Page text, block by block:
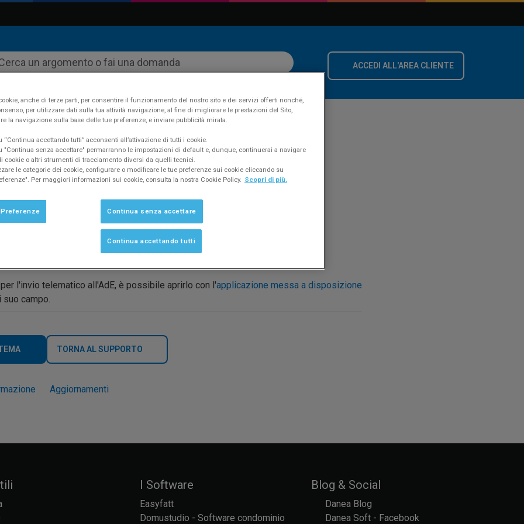
ACCEDI ALL'AREA CLIENTE
alcuni dati prima dell'invio senza dover
gestione e sulla contabilità?
l'invio telematico all'AdE, è possibile aprirlo con l'applicazione messa a disposizione
suo campo.
TORNA AL SUPPORTO
Aggiornamenti
I Software
Easyfatt
Domustudio - Software condominio
Blog & Social
Danea Blog
Danea Soft - Facebook
anche di terze parti, per consentire il funzionamento del nostro sito e dei servizi offerti nonché,
per utilizzare dati sulla tua attività navigazione, al fine di migliorare le prestazioni del Sito,
la navigazione sulla base delle tue preferenze, e inviare pubblicità mirata.
“Continua accettando tutti” acconsenti all’attivazione di tutti i cookie.
"Continua senza accettare" permarranno le impostazioni di default e, dunque, continuerai a navigare
cookie o altri strumenti di tracciamento diversi da quelli tecnici.
le categorie dei cookie, configurare o modificare le tue preferenze sui cookie cliccando su
Per maggiori informazioni sui cookie, consulta la nostra Cookie Policy. Scopri di più.
Continua senza accettare
Continua accettando tutti